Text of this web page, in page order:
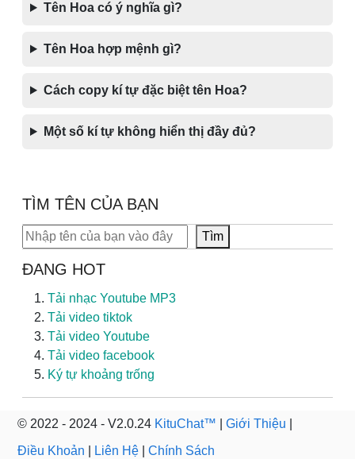
Tên Hoa có ý nghĩa gì?
Tên Hoa hợp mệnh gì?
Cách copy kí tự đặc biệt tên Hoa?
Một số kí tự không hiển thị đầy đủ?
TÌM TÊN CỦA BẠN
Tìm kiếm Tìm
ĐANG HOT
Tải nhạc Youtube MP3
Tải video tiktok
Tải video Youtube
Tải video facebook
Ký tự khoảng trống
© 2022 - 2024 - V2.0.24 KituChat™ Giới Thiệu
Điều Khoản
Liên Hệ Chính Sách